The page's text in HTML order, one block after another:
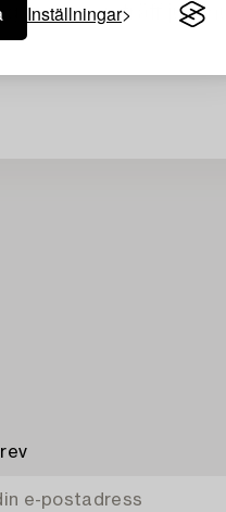
Inställningar
gav ingen träff just nu.